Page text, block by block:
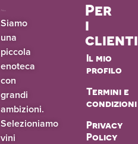
Siamo
una
piccola
enoteca
con
grandi
ambizioni.
Selezioniamo
vini
Per
i
clienti
Il mio
profilo
Termini e
condizioni
Privacy
Policy